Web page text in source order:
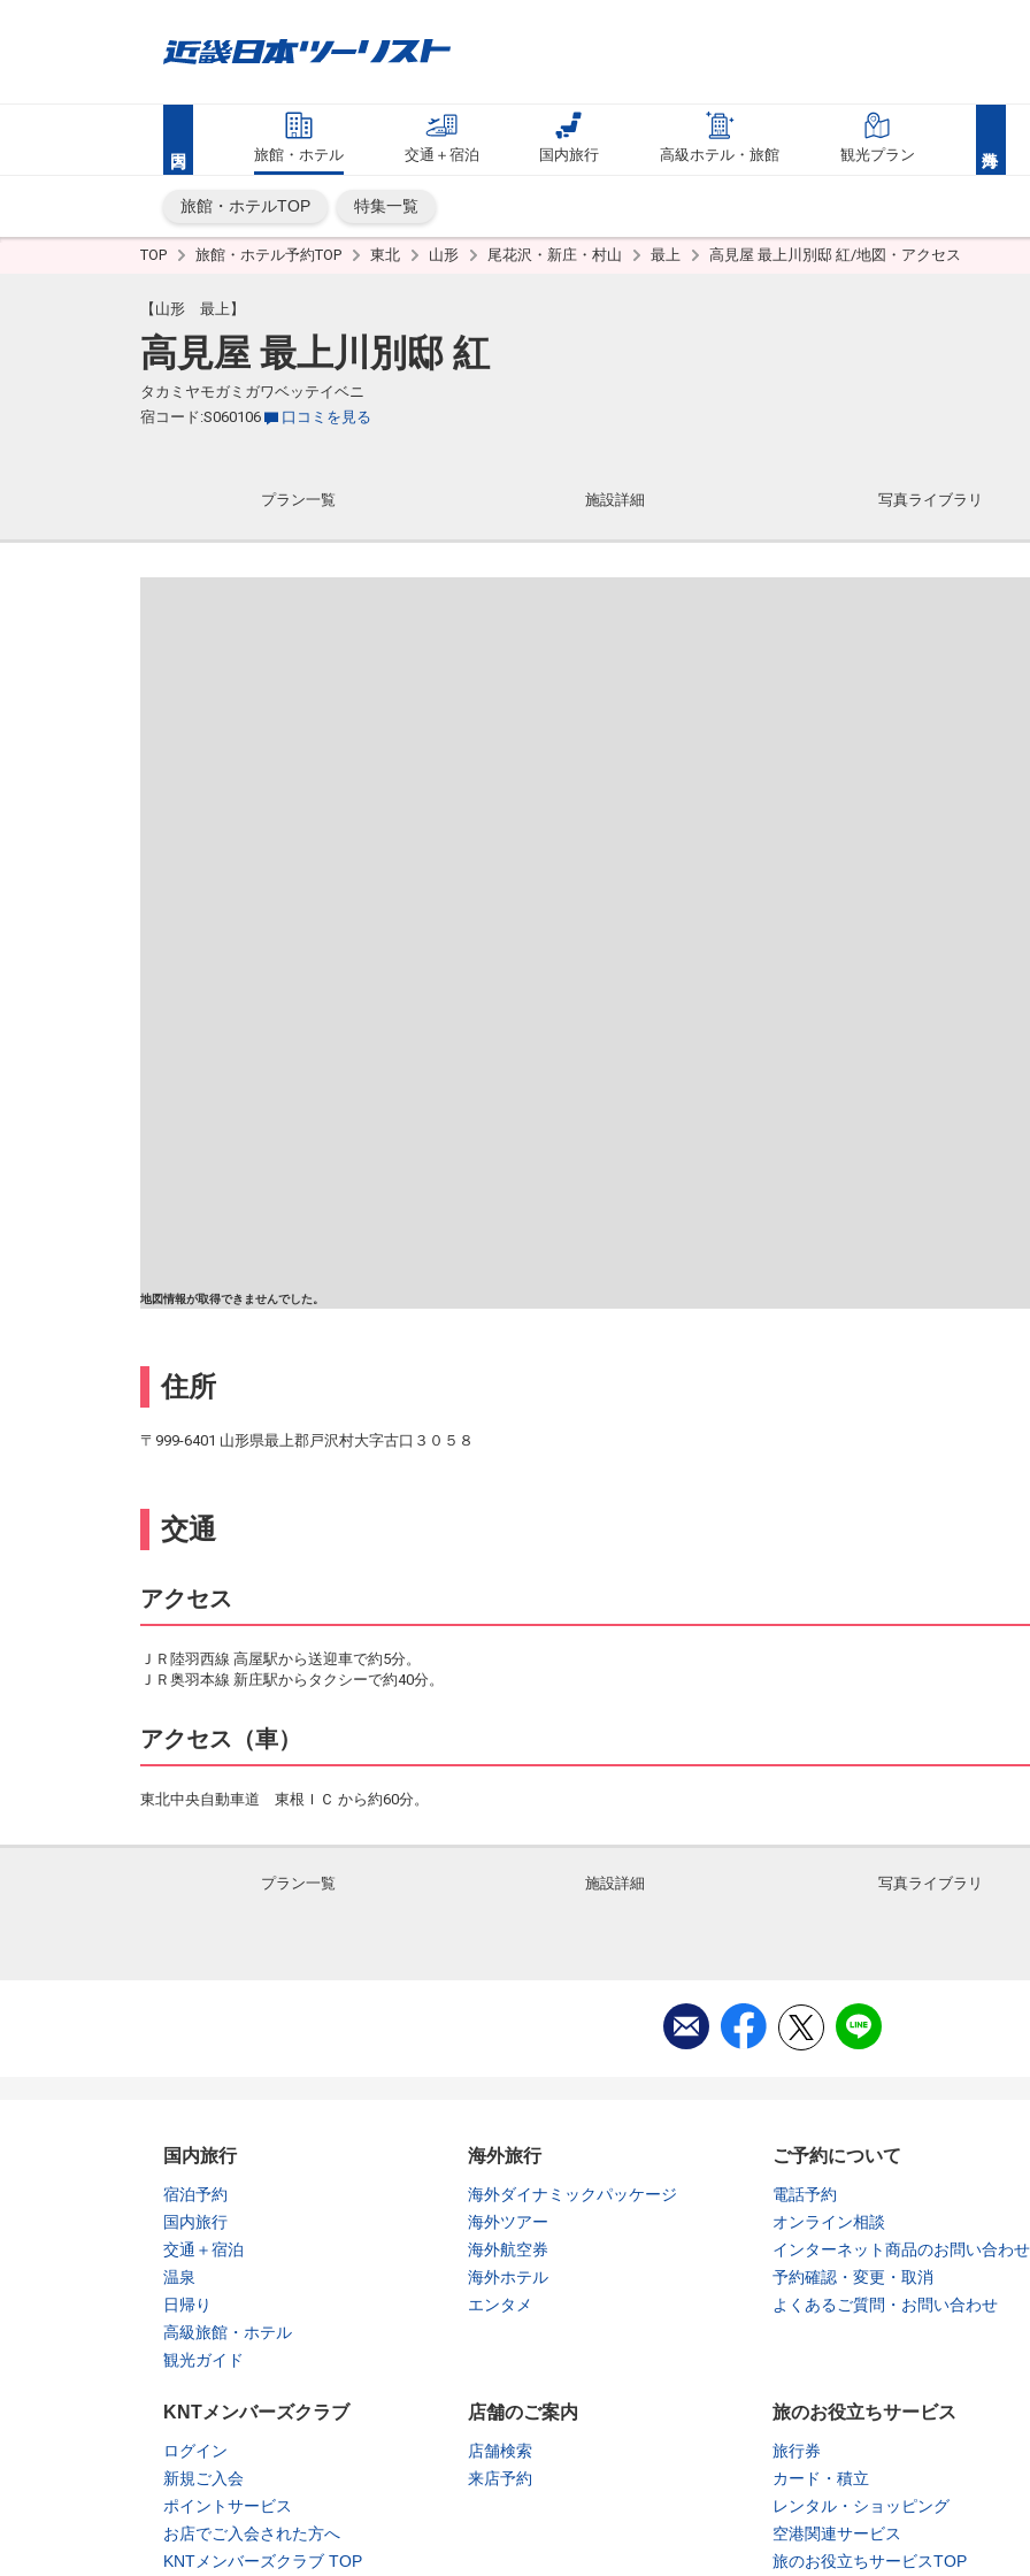
旅館・ホテル 交通＋宿泊 国内旅行 高級ホテル・旅館 観光プラン
旅館・ホテルTOP 特集一覧
TOP 旅館・ホテル予約TOP 東北 山形 尾花沢・新庄・村山 最上 高見屋 最上川別邸 紅/地図・アクセス
【山形 最上】
高見屋 最上川別邸 紅
タカミヤモガミガワベッテイベニ
宿コード:S060106
口コミを見る
プラン一覧 施設詳細 写真ライブラリ
地図情報が取得できませんでした。
住所
〒999-6401 山形県最上郡戸沢村大字古口３０５８
交通
アクセス
ＪＲ陸羽西線 高屋駅から送迎車で約5分。
ＪＲ奥羽本線 新庄駅からタクシーで約40分。
アクセス（車）
東北中央自動車道 東根ＩＣ から約60分。
プラン一覧 施設詳細 写真ライブラリ
国内旅行
宿泊予約
国内旅行
交通＋宿泊
温泉
日帰り
高級旅館・ホテル
観光ガイド
海外旅行
海外ダイナミックパッケージ
海外ツアー
海外航空券
海外ホテル
エンタメ
ご予約について
電話予約
オンライン相談
インターネット商品のお問い合わせ
予約確認・変更・取消
よくあるご質問・お問い合わせ
KNTメンバーズクラブ
ログイン
新規ご入会
ポイントサービス
お店でご入会された方へ
KNTメンバーズクラブ TOP
店舗のご案内
店舗検索
来店予約
旅のお役立ちサービス
旅行券
カード・積立
レンタル・ショッピング
空港関連サービス
旅のお役立ちサービスTOP